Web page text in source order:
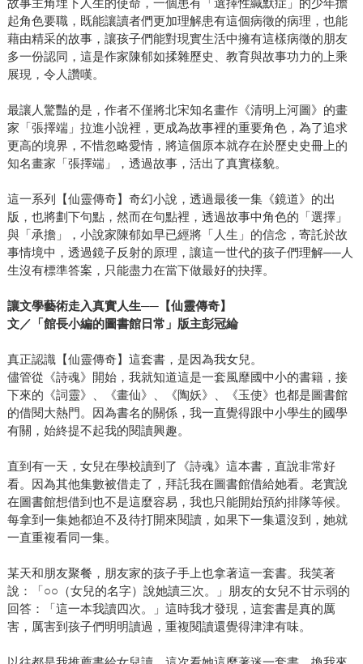
起角色要職，既能讓讀者們更加理解患有這個病徵的病理，也能
藉由精采的故事，讓孩子們能對現實生活中擁有這樣病徵的朋友
多一份認同，這是作家陳郁如揉雜歷史、教育與故事功力的上乘
展現，令人讚嘆。
最讓人驚豔的是，作者不僅將北宋知名畫作《清明上河圖》的畫
家「張擇端」拉進小說裡，更成為故事裡的重要角色，為了追求
更高的境界，不惜忽略愛情，將這個原本就存在於歷史史冊上的
知名畫家「張擇端」，透過故事，活出了真實樣貌。
這一系列【仙靈傳奇】奇幻小說，透過最後一集《鏡道》的出
版，也將劃下句點，然而在句點裡，透過故事中角色的「選擇」
與「承擔」，小說家陳郁如早已經將「人生」的信念，寄託於故
事情境中，透過鏡子反射的原理，讓這一世代的孩子們理解──人
生沒有標準答案，只能盡力在當下做最好的抉擇。
讓文學藝術走入真實人生──【仙靈傳奇】
文／「館長小編的圖書館日常」版主彭冠綸
真正認識【仙靈傳奇】這套書，是因為我女兒。
儘管從《詩魂》開始，我就知道這是一套風靡國中小的書籍，接
下來的《詞靈》、《畫仙》、《陶妖》、《玉使》也都是圖書館
的借閱大熱門。因為書名的關係，我一直覺得跟中小學生的國學
有關，始終提不起我的閱讀興趣。
直到有一天，女兒在學校讀到了《詩魂》這本書，直說非常好
看。因為其他集數被借走了，拜託我在圖書館借給她看。老實說
在圖書館想借到也不是這麼容易，我也只能開始預約排隊等候。
每拿到一集她都迫不及待打開來閱讀，如果下一集還沒到，她就
一直重複看同一集。
某天和朋友聚餐，朋友家的孩子手上也拿著這一套書。我笑著
說：「○○（女兒的名字）說她讀三次。」朋友的女兒不甘示弱的
回答：「這一本我讀四次。」這時我才發現，這套書是真的厲
害，厲害到孩子們明明讀過，重複閱讀還覺得津津有味。